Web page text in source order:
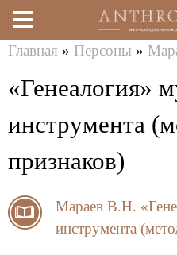
Перейти
к
основному
здесь
Главная » Персоны »
«Генеалогия»
инструмента
признаков)
Мараев В.Н.
инструмента